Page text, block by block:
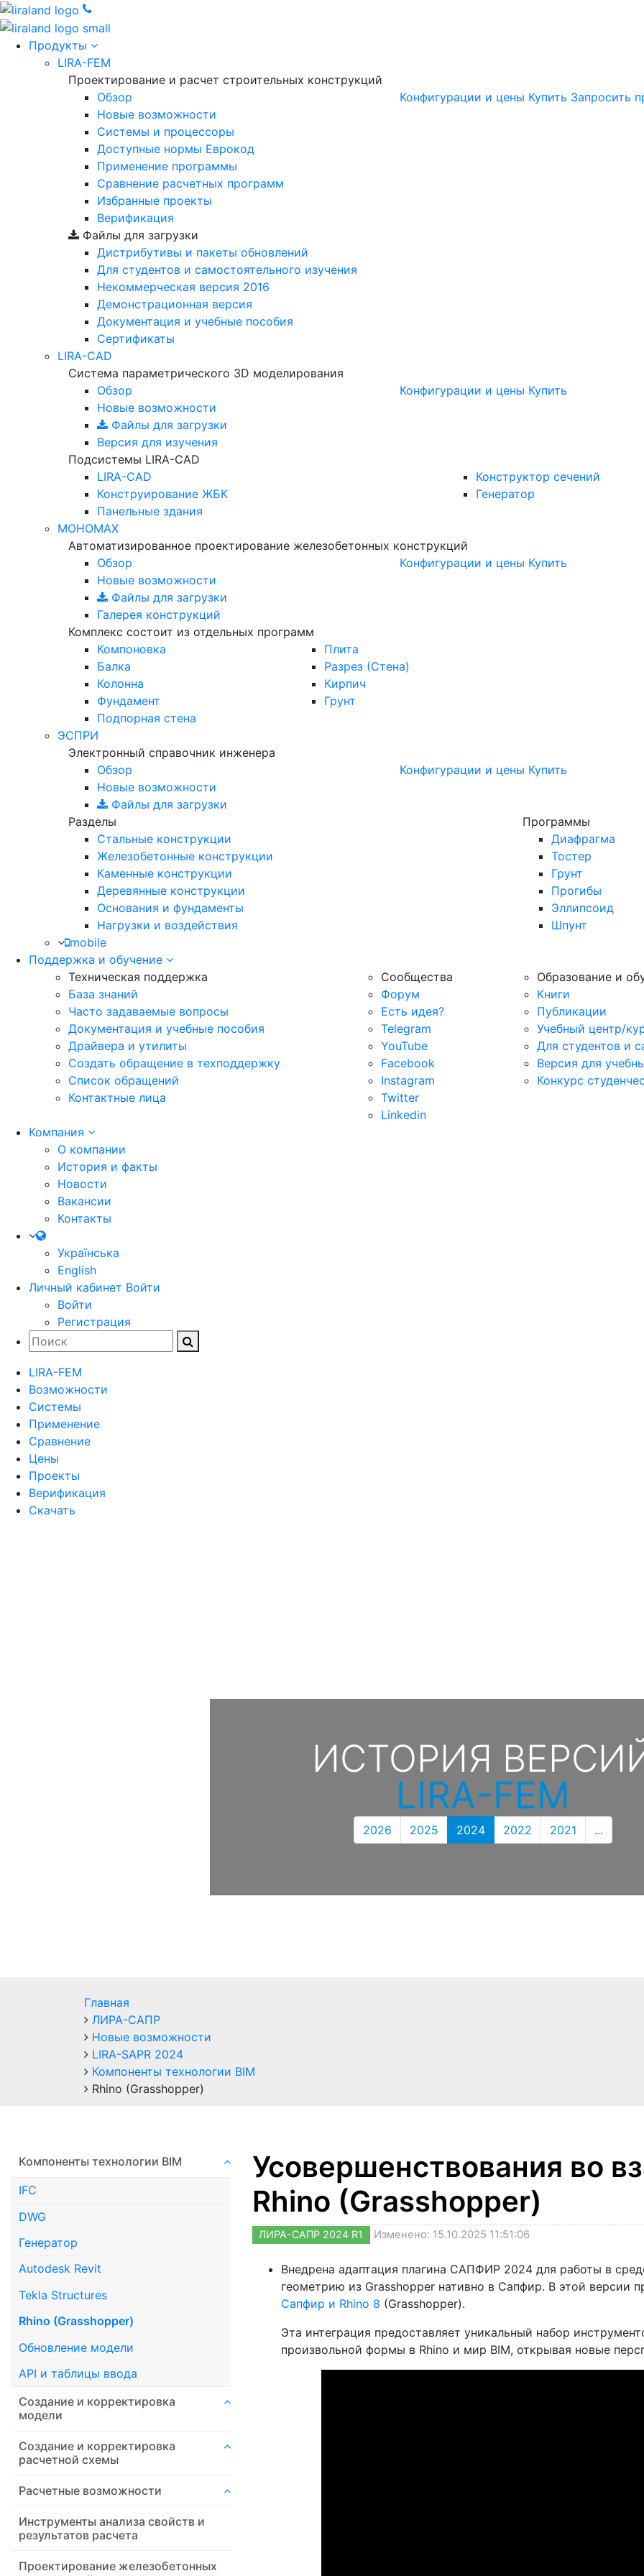
Продукты
LIRA-FEM
Проектирование и расчет строительных конструкций
Обзор
Новые возможности
Cистемы и процессоры
Доступные нормы Еврокод
Применение программы
Сравнение расчетных программ
Избранные проекты
Верификация
Конфигурации и цены Купить Запросить
Файлы для загрузки
Дистрибутивы и пакеты обновлений
Для студентов и самостоятельного изучения
Некоммерческая версия 2016
Демонстрационная версия
Документация и учебные пособия
Сертификаты
LIRA-CAD
Система параметрического 3D моделирования
Обзор
Новые возможности
Файлы для загрузки
Версия для изучения
Конфигурации и цены Купить
Подсистемы LIRA-CAD
LIRA-CAD
Конструирование ЖБК
Панельные здания
Конструктор сечений
Генератор
МОНОМАХ
Автоматизированное проектирование железобетонных конструкций
Обзор
Новые возможности
Файлы для загрузки
Галерея конструкций
Конфигурации и цены Купить
Комплекс состоит из отдельных программ
Компоновка
Балка
Колонна
Фундамент
Подпорная стена
Плита
Разрез (Стена)
Кирпич
Грунт
ЭСПРИ
Электронный справочник инженера
Обзор
Новые возможности
Файлы для загрузки
Конфигурации и цены Купить
Разделы
Программы
Стальные конструкции
Железобетонные конструкции
Каменные конструкции
Деревянные конструкции
Основания и фундаменты
Нагрузки и воздействия
Диафрагма
Тостер
Грунт
Прогибы
Эллипсоид
Шпунт
mobile
Поддержка и обучение
Техническая поддержка
База знаний
Часто задаваемые вопросы
Документация и учебные пособия
Драйвера и утилиты
Создать обращение в техподдержку
Список обращений
Контактные лица
Сообщества
Форум
Есть идея?
Telegram
YouTube
Facebook
Instagram
Twitter
Linkedin
Образование и
Книги
Публикации
Учебный центр/
Для студентов и
Версия для
Конкурс
Компания
О компании
История и факты
Новости
Вакансии
Контакты
Українська
English
Личный кабинет Войти
Войти
Регистрация
LIRA-FEM
Возможности
Cистемы
Применение
Сравнение
Цены
Проекты
Верификация
Скачать
ИСТОРИЯ
LIRA-FEM
2026 2025 2024 2022 2021 ...
Главная
ЛИРА-САПР
Новые возможности
LIRA-SAPR 2024
Компоненты технологии ВIM
Rhino (Grasshopper)
Компоненты технологии ВIM
IFC
DWG
Генератор
Autodesk Revit
Tekla Structures
Rhino (Grasshopper)
Обновление модели
API и таблицы ввода
Создание и корректировка
модели
Создание и корректировка
расчетной схемы
Расчетные возможности
Инструменты анализа свойств и
результатов расчета
Проектирование железобетонных
Усовершенствования во
Rhino (Grasshopper)
ЛИРА-САПР 2024 R1 Изменено: 15.10.2025 11:51:06
Внедрена адаптация плагина САПФИР 2024 для работы в
геометрию из Grasshopper нативно в Сапфир. В этой версии
Сапфир и Rhino 8 (Grasshopper).
Эта интеграция предоставляет уникальный набор
произвольной формы в Rhino и мир BIM, открывая новые